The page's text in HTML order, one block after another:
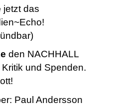
jetzt das
den NACHHALL
Kritik und Spenden.
Paul Andersson